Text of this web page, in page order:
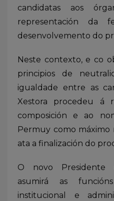
candidatas aos
representación da
desenvolvemento do
Neste contexto, e co
principios de
igualdade entre as
Xestora procedeu á
composición e ao
Permuy como máximo
ata a finalización do
O novo Presidente
asumirá as
institucional e